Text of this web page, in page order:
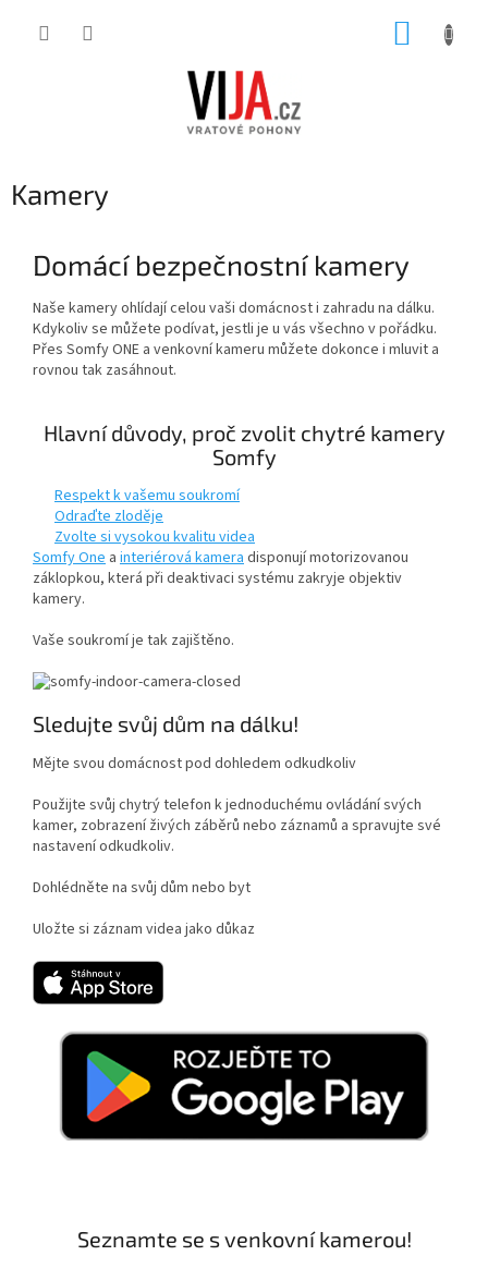
Kamery
Domácí bezpečnostní kamery
Naše kamery ohlídají celou vaši domácnost i zahradu na dálku.
Kdykoliv se můžete podívat, jestli je u vás všechno v pořádku.
Přes Somfy ONE a venkovní kameru můžete dokonce i mluvit a
rovnou tak zasáhnout.
Hlavní důvody, proč zvolit chytré kamery
Somfy
Respekt k vašemu soukromí
Odraďte zloděje
Zvolte si vysokou kvalitu videa
Somfy One a interiérová kameradisponují motorizovanou
záklopkou, která při deaktivaci systému zakryje objektiv
kamery.
Vaše soukromí je tak zajištěno.
Sledujte svůj dům na dálku!
Mějte svou domácnost pod dohledem odkudkoliv
Použijte svůj chytrý telefon k jednoduchému ovládání svých
kamer, zobrazení živých záběrů nebo záznamů a spravujte své
nastavení odkudkoliv.
Dohlédněte na svůj dům nebo byt
Uložte si záznam videa jako důkaz
Seznamte se s venkovní kamerou!